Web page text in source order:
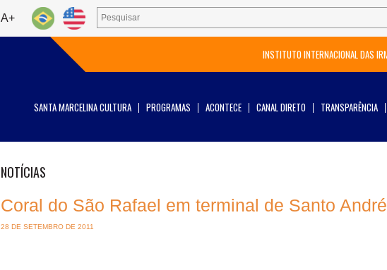
A+
INSTITUTO INTERNACIONAL DAS
SANTA MARCELINA CULTURA PROGRAMAS ACONTECE CANAL DIRETO TRANSPARÊNCIA
NOTÍCIAS
Coral do São Rafael em terminal de Santo André
28 DE SETEMBRO DE 2011